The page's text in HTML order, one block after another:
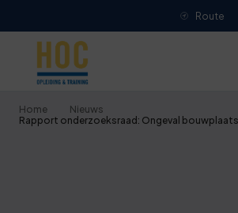
Route
Home
Nieuws
Rapport onderzoeksraad: Ongeval bouwplaats
Je overall waardering
Titel van je beoordeling
Je beoordeling